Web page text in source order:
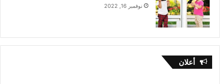
نوفمبر 16, 2022
أعلان